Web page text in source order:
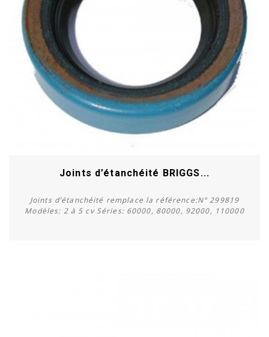
Joints d’étanchéité BRIGGS...
Joints d’étanchéité remplace la référence:N° 299819
Modèles: 2 à 5 cv Séries: 60000, 80000, 92000, 110000